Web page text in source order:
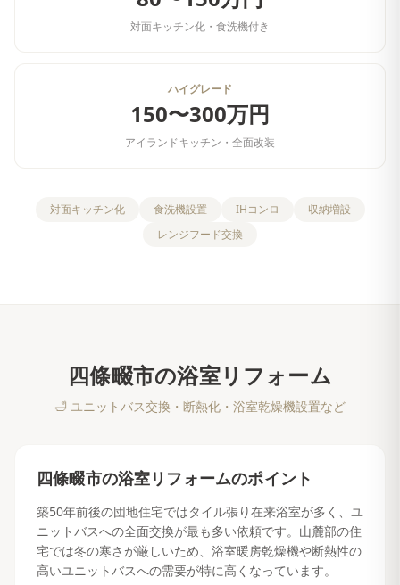
対面キッチン化・食洗機付き
ハイグレード
150〜300万円
アイランドキッチン・全面改装
対面キッチン化 食洗機設置 IHコンロ
収納増設
レンジフード交換
四條畷市の浴室リフォーム
🛁 ユニットバス交換・断熱化・浴室乾燥機設置など
四條畷市の浴室リフォームのポイント
築50年前後の団地住宅ではタイル張り在来浴室が多く、ユ
ニットバスへの全面交換が最も多い依頼です。山麓部の住
宅では冬の寒さが厳しいため、浴室暖房乾燥機や断熱性の
高いユニットバスへの需要が特に高くなっています。